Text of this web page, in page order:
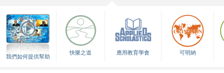
我們如何提供幫助
快樂之道 應用教育學會 可明納